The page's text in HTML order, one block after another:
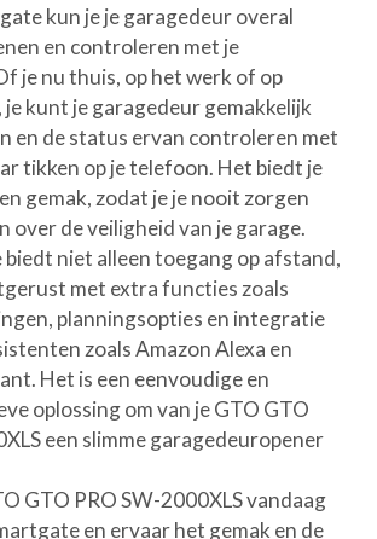
kun je je garagedeur overal
en controleren met je
je nu thuis, op het werk of op
kunt je garagedeur gemakkelijk
en de status ervan controleren met
tikken op je telefoon. Het biedt je
gemak, zodat je je nooit zorgen
over de veiligheid van je garage.
niet alleen toegang op afstand,
met extra functies zoals
planningsopties en integratie
zoals Amazon Alexa en
Het is een eenvoudige en
oplossing om van je GTO GTO
een slimme garagedeuropener
GTO PRO SW-2000XLS vandaag
en ervaar het gemak en de